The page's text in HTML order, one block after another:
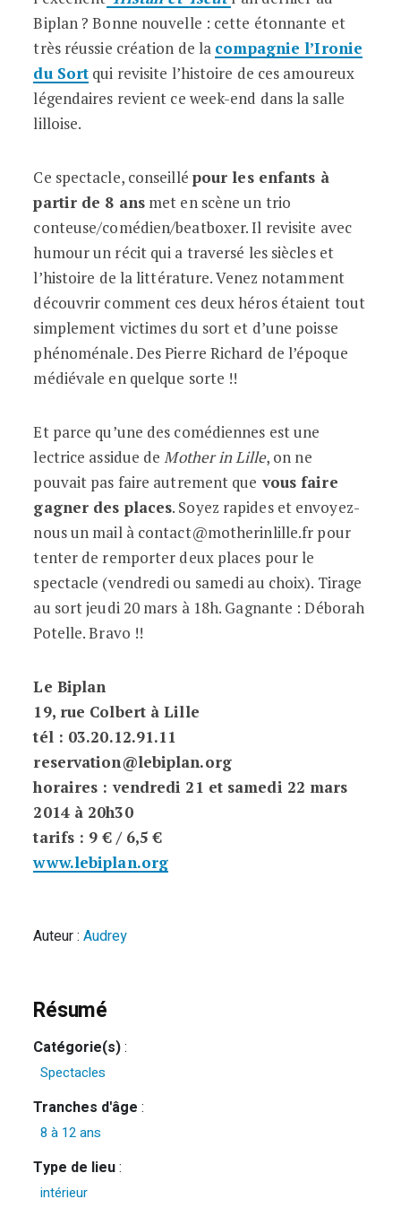
Biplan ? Bonne nouvelle : cette étonnante et
très réussie création de la compagnie l’Ironie
du Sort qui revisite l’histoire de ces amoureux
légendaires revient ce week-end dans la salle
lilloise.
Ce spectacle, conseillé pour les enfants à
partir de 8 ansmet en scène un trio
conteuse/comédien/beatboxer. Il revisite avec
humour un récit qui a traversé les siècles et
l’histoire de la littérature. Venez notamment
découvrir comment ces deux héros étaient tout
simplement victimes du sort et d’une poisse
phénoménale. Des Pierre Richard de l’époque
médiévale en quelque sorte !!
Et parce qu’une des comédiennes est une
lectrice assidue deMother in Lille, on ne
pouvait pas faire autrement que vous faire
gagner des places. Soyez rapides et envoyez-
nous un mail à contact@motherinlille.fr pour
tenter de remporter deux places pour le
spectacle (vendredi ou samedi au choix). Tirage
au sort jeudi 20 mars à 18h. Gagnante : Déborah
Potelle. Bravo !!
Le Biplan
19, rue Colbert à Lille
tél : 03.20.12.91.11
reservation@lebiplan.org
horaires : vendredi 21 et samedi 22 mars
2014 à 20h30
tarifs : 9 € / 6,5 €
www.lebiplan.org
Auteur :Audrey
Résumé
Catégorie(s):
Spectacles
Tranches d'âge :
8 à 12 ans
Type de lieu:
intérieur